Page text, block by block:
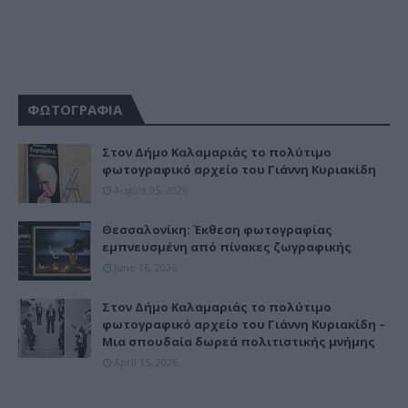
ΦΩΤΟΓΡΑΦΙΑ
Στον Δήμο Καλαμαριάς το πολύτιμο
φωτογραφικό αρχείο του Γιάννη Κυριακίδη
Θεσσαλονίκη: Έκθεση φωτογραφίας
εμπνευσμένη από πίνακες ζωγραφικής
Στον Δήμο Καλαμαριάς το πολύτιμο
φωτογραφικό αρχείο του Γιάννη Κυριακίδη –
Μια σπουδαία δωρεά πολιτιστικής μνήμης